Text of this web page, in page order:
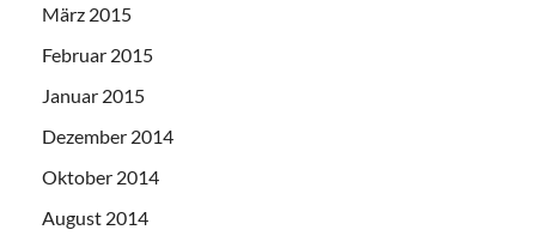
März 2015
Februar 2015
Januar 2015
Dezember 2014
Oktober 2014
August 2014